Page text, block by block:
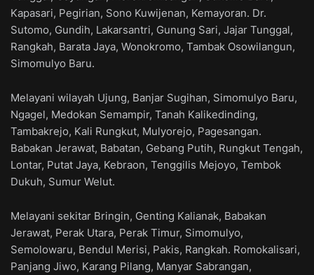
Kapasari, Pegirian, Sono Kuwijenan, Kemayoran. Dr.
Sutomo, Gundih, Lakarsantri, Gunung Sari, Jajar Tunggal,
Rangkah, Barata Jaya, Wonokromo, Tambak Osowilangun,
Simomulyo Baru.
Melayani wilayah Ujung, Banjar Sugihan, Simomulyo Baru,
Ngagel, Medokan Semampir, Tanah Kalikedinding,
Tambakrejo, Kali Rungkut, Mulyorejo, Pagesangan.
Babakan Jerawat, Babatan, Gebang Putih, Rungkut Tengah,
Lontar, Putat Jaya, Kebraon, Tenggilis Mejoyo, Tembok
Dukuh, Sumur Welut.
Melayani sekitar Bringin, Genting Kalianak, Babakan
Jerawat, Perak Utara, Perak Timur, Simomulyo,
Semolowaru, Bendul Merisi, Pakis, Rangkah. Romokalisari,
Panjang Jiwo, Karang Pilang, Manyar Sabrangan,